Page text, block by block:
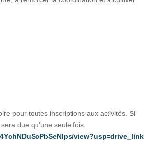
pour toutes inscriptions aux activités. Si
due qu’une seule fois.
view?usp=drive_link